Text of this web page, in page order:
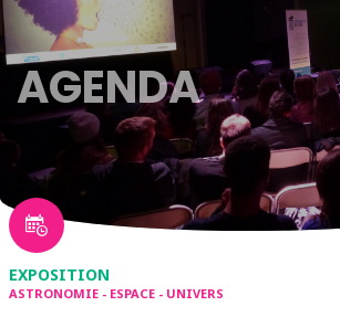
AGENDA
EXPOSITION
ASTRONOMIE - ESPACE - UNIVERS